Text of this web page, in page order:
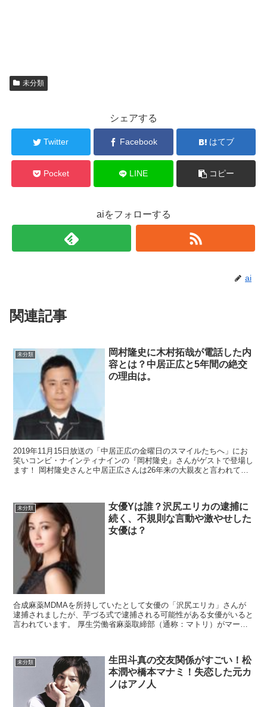
未分類
シェアする
Twitter Facebook はてブ
Pocket LINE コピー
aiをフォローする
ai
関連記事
未分類
岡村隆史に木村拓哉が電話した内
容とは？中居正広と5年間の絶交
の理由は。
2019年11月15日放送の「中居正広の金曜日のスマイルたちへ」にお
笑いコンビ・ナインティナインの『岡村隆史』さんがゲストで登場し
ます！ 岡村隆史さんと中居正広さんは26年来の大親友と言われてい
未分類
女優Yは誰？沢尻エリカの逮捕に
続く、不規則な言動や激やせした
女優は？
合成麻薬MDMAを所持していたとして女優の「沢尻エリカ」さんが
逮捕されましたが、芋づる式で逮捕される可能性がある女優がいると
言われています。 厚生労働省麻薬取締部（通称：マトリ）がマーク
未分類
生田斗真の交友関係がすごい！松
本潤や橋本マナミ！失恋した元カ
ノはアノ人